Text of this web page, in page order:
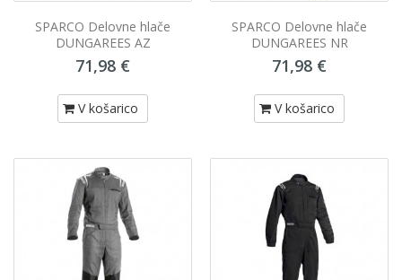
SPARCO Delovne hlače
DUNGAREES AZ
71,98 €
V košarico
SPARCO Delovne hlače
DUNGAREES NR
71,98 €
V košarico